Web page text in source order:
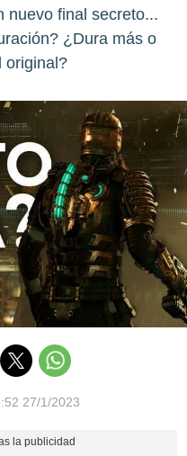
nuevo final secreto...
¿Dura más o
original?
27/1/2023